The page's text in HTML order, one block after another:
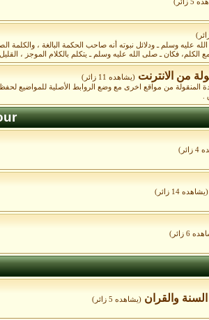
زائر)
عليه وسلم ـ ودلائل نبوته أنه صاحب الحكمة البالغة ، والكلمة
الكلم، فكان ـ صلى الله عليه وسلم ـ يتكلم بالكلام الموجز ، القليل
من الانترنت (يشاهده 11 زائر)
المنقولة من مواقع اخرى مع وضع الروابط الأصلية للمواضيع
.
(يشاهده 14 زائر)
6 زائر)
والقران (يشاهده 5 زائر)